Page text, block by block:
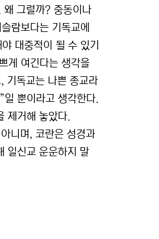
왜 그럴까? 중동이나
람보다는 기독교에
대중적이 될 수 있기
게 여긴다는 생각을
기독교는 나쁜 종교라
일 뿐이라고 생각한다.
제거해 놓았다.
니며, 코란은 성경과
일신교 운운하지 말